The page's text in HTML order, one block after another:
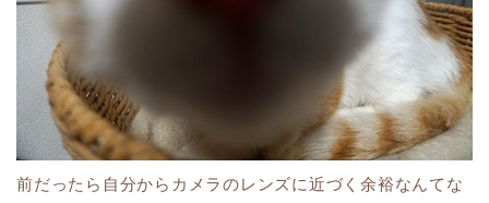
前だったら自分からカメラのレンズに近づく余裕なんてな